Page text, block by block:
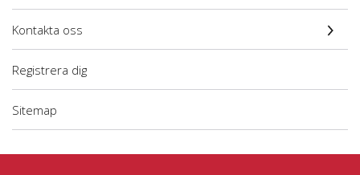
Kontakta oss
Registrera dig
Sitemap